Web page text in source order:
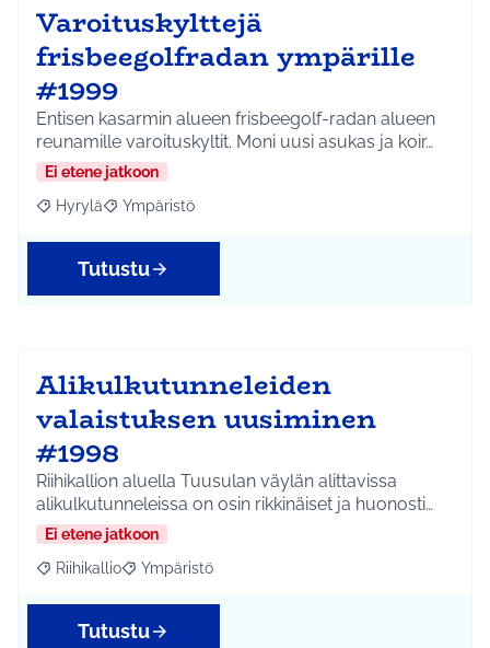
Varoituskylttejä
frisbeegolfradan ympärille
#1999
Entisen kasarmin alueen frisbeegolf-radan alueen
reunamille varoituskyltit. Moni uusi asukas ja koir…
Ei etene jatkoon
Rajaa tulokset aihepiirin mukaan: Hyrylä
Hyrylä Rajaa tulokset teeman mukaan: Ympäristö
Ympäristö
Tutustu
Alikulkutunneleiden
valaistuksen uusiminen
#1998
Riihikallion aluella Tuusulan väylän alittavissa
alikulkutunneleissa on osin rikkinäiset ja huonosti…
Ei etene jatkoon
Rajaa tulokset aihepiirin mukaan: Riihikallio
Riihikallio Rajaa tulokset teeman mukaan: Ympäristö
Ympäristö
Tutustu